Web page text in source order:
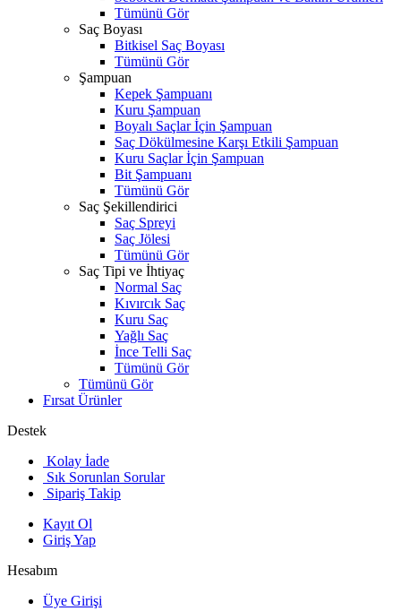
Tümünü Gör
Saç Boyası
Bitkisel Saç Boyası
Tümünü Gör
Şampuan
Kepek Şampuanı
Kuru Şampuan
Boyalı Saçlar İçin Şampuan
Saç Dökülmesine Karşı Etkili Şampuan
Kuru Saçlar İçin Şampuan
Bit Şampuanı
Tümünü Gör
Saç Şekillendirici
Saç Spreyi
Saç Jölesi
Tümünü Gör
Saç Tipi ve İhtiyaç
Normal Saç
Kıvırcık Saç
Kuru Saç
Yağlı Saç
İnce Telli Saç
Tümünü Gör
Tümünü Gör
Fırsat Ürünler
Destek
Kolay İade
Sık Sorunlan Sorular
Sipariş Takip
Kayıt Ol
Giriş Yap
Hesabım
Üye Girişi